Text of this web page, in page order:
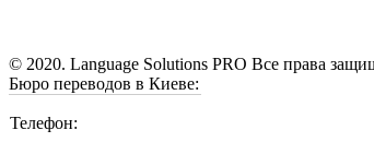
© 2020. Language Solutions PRO Все права
Бюро переводов в Киеве:
Телефон: